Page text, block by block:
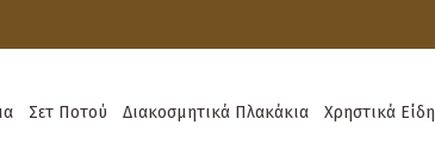
Σετ Ποτού Διακοσμητικά Πλακάκια Χρηστικά Είδη